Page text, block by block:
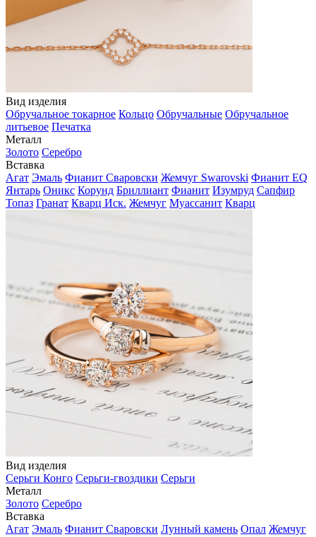
Вид изделия
Обручальное токарное Кольцо Обручальные Обручальное
литьевое Печатка
Металл
Золото Серебро
Вставка
Агат Эмаль Фианит Сваровски Жемчуг Swarovski Фианит EQ
Янтарь Оникс Корунд Бриллиант Фианит Изумруд Сапфир
Топаз Гранат Кварц Иск. Жемчуг Муассанит Кварц
Вид изделия
Серьги Конго Серьги-гвоздики Серьги
Металл
Золото Серебро
Вставка
Агат Эмаль Фианит Сваровски Лунный камень Опал Жемчуг